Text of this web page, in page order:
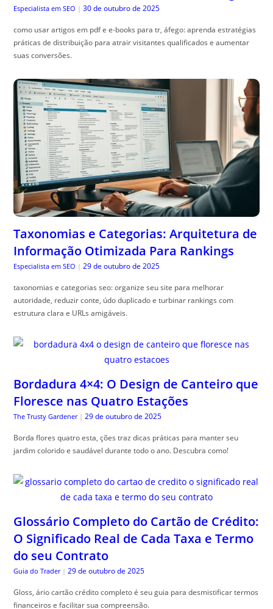
Especialista em SEO | 30 de outubro de 2025
como usar artigos em pdf e e-books para tr, áfego: aprenda estratégias
práticas de distribuição para atrair visitantes qualificados e aumentar
suas conversões.
Taxonomias e Categorias: Arquitetura de
Informação Otimizada Para Rankings
Especialista em SEO | 29 de outubro de 2025
taxonomias e categorias seo: organize seu site para melhorar
autoridade, reduzir conte, údo duplicado e turbinar rankings com
estrutura clara e URLs amigáveis.
Bordadura 4×4: O Design de Canteiro que
Floresce nas Quatro Estações
The Trusty Gardener | 29 de outubro de 2025
Borda flores quatro esta, ções traz dicas práticas para manter seu
jardim colorido e saudável durante todo o ano. Descubra como!
Glossário Completo do Cartão de Crédito:
O Significado Real de Cada Taxa e Termo
do seu Contrato
Guia do Trader | 29 de outubro de 2025
Gloss, ário cartão crédito completo é seu guia para desmistificar termos
financeiros e facilitar sua compreensão.